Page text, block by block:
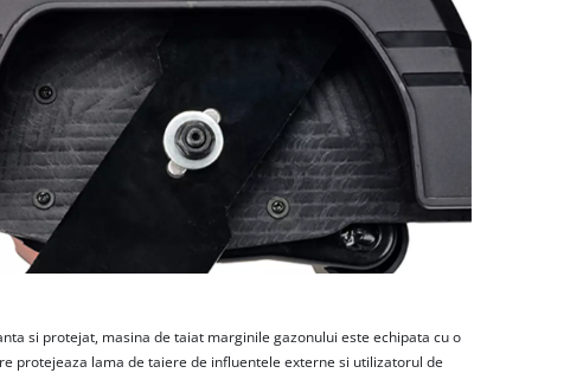
si protejat, masina de taiat marginile gazonului este echipata cu o
protejeaza lama de taiere de influentele externe si utilizatorul de